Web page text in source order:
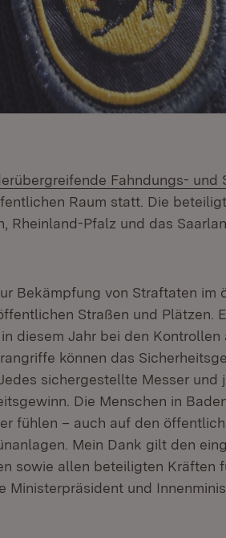
Fahndungs- und
Raum statt. Die
Rheinland-Pfalz und das
Bekämpfung von Straftaten im
Straßen und Plätzen.
diesem Jahr bei den Kontrollen
können das
sichergestellte Messer und
Die Menschen in
fühlen – auch auf den
Mein Dank gilt den
sowie allen beteiligten Kräften
und